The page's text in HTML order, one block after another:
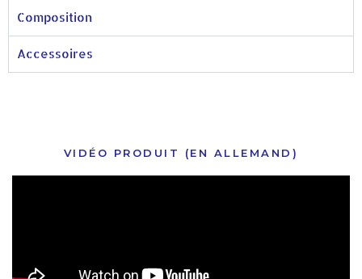
Composition
Accessoires
VIDÉO PRODUIT (EN ALLEMAND)